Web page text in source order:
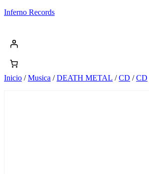
Saltar
Inferno Records
Inicio /Musica /DEATH METAL /CD /CD